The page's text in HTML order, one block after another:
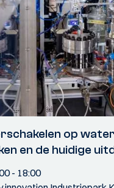
op
en de huidige
- 18:00